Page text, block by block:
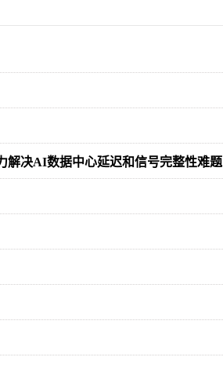
解决AI数据中心延迟和信号完整性难题